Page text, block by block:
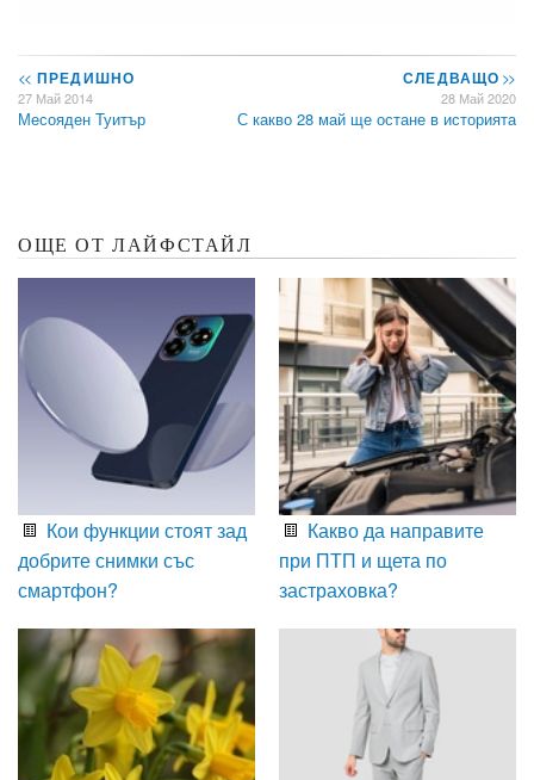
<< ПРЕДИШНО
27 Май 2014
Месояден Туитър
СЛЕДВАЩО>>
28 Май 2020
С какво 28 май ще остане в историята
ОЩЕ ОТ ЛАЙФСТАЙЛ
Кои функции стоят зад
добрите снимки със
смартфон?
Какво да направите
при ПТП и щета по
застраховка?